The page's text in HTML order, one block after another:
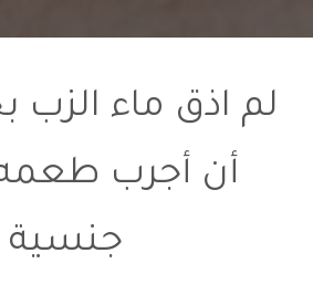
لم اذق ماء الزب
أن أجرب
جنسية